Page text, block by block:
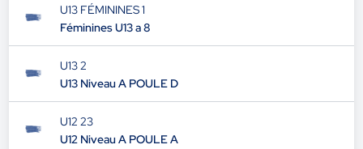
U13 FÉMININES 1
Féminines U13 a 8
U13 2
U13 Niveau A POULE D
U12 23
U12 Niveau A POULE A